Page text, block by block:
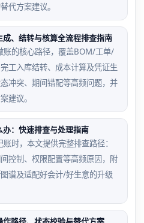
代方案建议。
、结转与核算全流程排查指南
账的核心路径，覆盖BOM/工单/
工入库结转、成本计算及凭证生
冲突、期间错配等高频问题，并
建议。
：快速排查与处理指南
时，本文提供完整排查路径：
控制、权限配置等高频原因，附
谱及适配好会计/好生意的升级